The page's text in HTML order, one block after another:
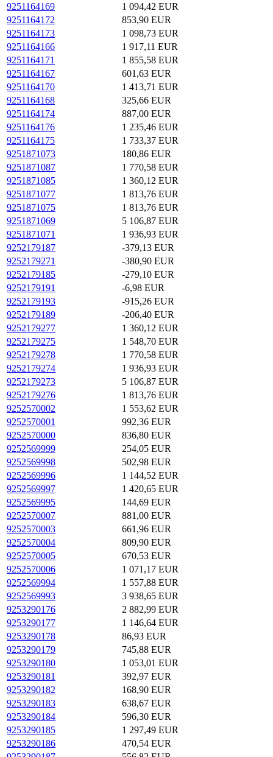
9251164169
1 094,42 EUR
9251164172
853,90 EUR
9251164173
1 098,73 EUR
9251164166
1 917,11 EUR
9251164171
1 855,58 EUR
9251164167
601,63 EUR
9251164170
1 413,71 EUR
9251164168
325,66 EUR
9251164174
887,00 EUR
9251164176
1 235,46 EUR
9251164175
1 733,37 EUR
9251871073
180,86 EUR
9251871087
1 770,58 EUR
9251871085
1 360,12 EUR
9251871077
1 813,76 EUR
9251871075
1 813,76 EUR
9251871069
5 106,87 EUR
9251871071
1 936,93 EUR
9252179187
-379,13 EUR
9252179271
-380,90 EUR
9252179185
-279,10 EUR
9252179191
-6,98 EUR
9252179193
-915,26 EUR
9252179189
-206,40 EUR
9252179277
1 360,12 EUR
9252179275
1 548,70 EUR
9252179278
1 770,58 EUR
9252179274
1 936,93 EUR
9252179273
5 106,87 EUR
9252179276
1 813,76 EUR
9252570002
1 553,62 EUR
9252570001
992,36 EUR
9252570000
836,80 EUR
9252569999
254,05 EUR
9252569998
502,98 EUR
9252569996
1 144,52 EUR
9252569997
1 420,65 EUR
9252569995
144,69 EUR
9252570007
881,00 EUR
9252570003
661,96 EUR
9252570004
809,90 EUR
9252570005
670,53 EUR
9252570006
1 071,17 EUR
9252569994
1 557,88 EUR
9252569993
3 938,65 EUR
9253290176
2 882,99 EUR
9253290177
1 146,64 EUR
9253290178
86,93 EUR
9253290179
745,88 EUR
9253290180
1 053,01 EUR
9253290181
392,97 EUR
9253290182
168,90 EUR
9253290183
638,67 EUR
9253290184
596,30 EUR
9253290185
1 297,49 EUR
9253290186
470,54 EUR